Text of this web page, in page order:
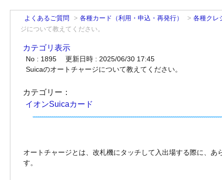
よくあるご質問 > 各種カード（利用・申込・再発行） > 各種クレ
ジについて教えてください。
カテゴリ表示
No : 1895
更新日時 : 2025/06/30 17:45
Suicaのオートチャージについて教えてください。
カテゴリー：
イオンSuicaカード
オートチャージとは、改札機にタッチして入出場する際に、
す。